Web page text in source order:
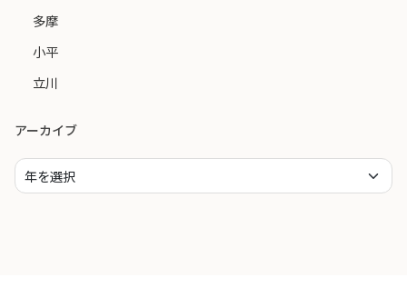
多摩
小平
立川
アーカイブ